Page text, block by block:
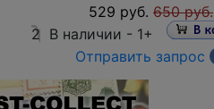
529 руб. 650 руб.
2 В наличии - 1+
Отправить запрос